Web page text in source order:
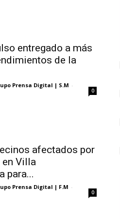
entregado a más
de la
Prensa Digital | S.M -
0
afectados por
Villa
para...
Prensa Digital | F.M -
0